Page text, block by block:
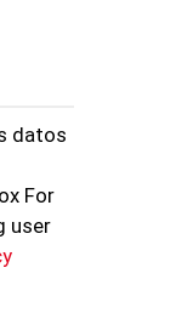
datos
For
user